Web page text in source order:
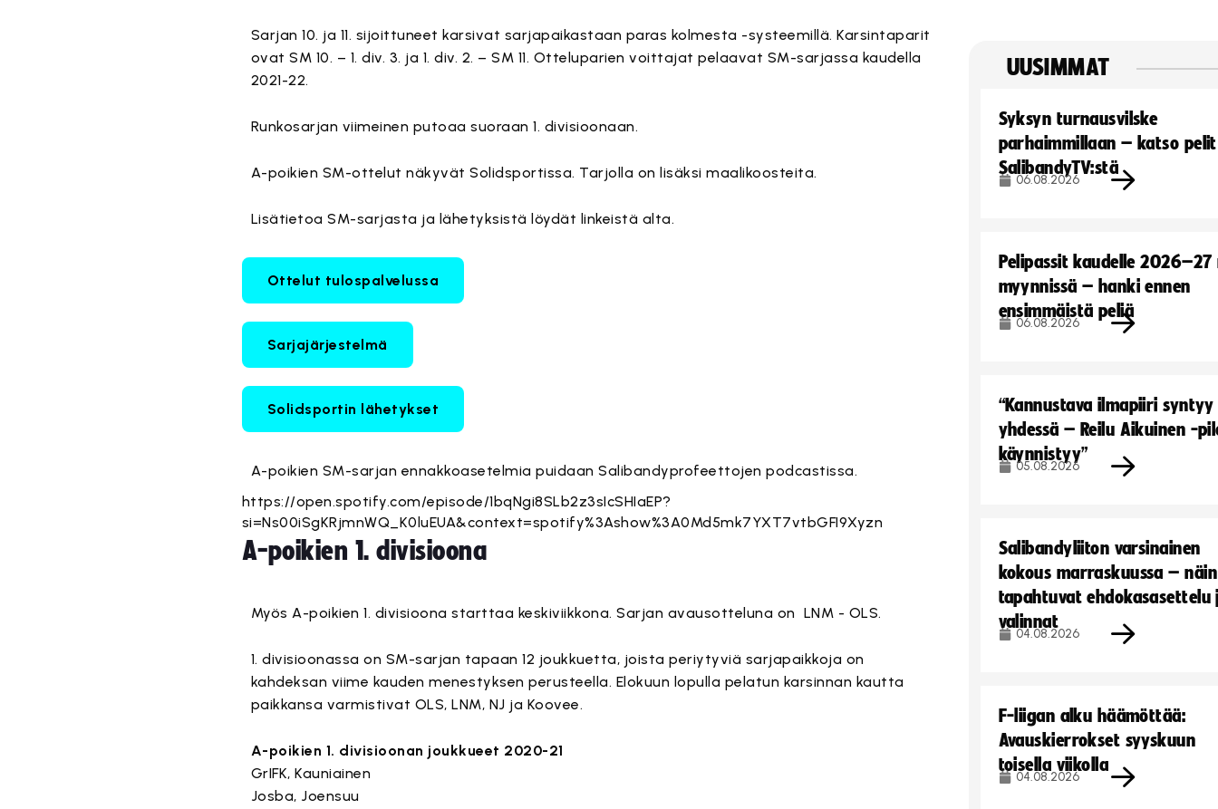
Sarjan 10. ja 11. sijoittuneet karsivat sarjapaikastaan paras kolmesta -systeemillä. Karsintaparit
ovat SM 10. – 1. div. 3. ja 1. div. 2. – SM 11. Otteluparien voittajat pelaavat SM-sarjassa kaudella
2021-22.
Runkosarjan viimeinen putoaa suoraan 1. divisioonaan.
A-poikien SM-ottelut näkyvät Solidsportissa. Tarjolla on lisäksi maalikoosteita.
Lisätietoa SM-sarjasta ja lähetyksistä löydät linkeistä alta.
Ottelut tulospalvelussa
Sarjajärjestelmä
Solidsportin lähetykset
A-poikien SM-sarjan ennakkoasetelmia puidaan Salibandyprofeettojen podcastissa.
https://open.spotify.com/episode/1bqNgi8SLb2z3sIcSHIaEP?
si=Ns00iSgKRjmnWQ_K0luEUA&context=spotify%3Ashow%3A0Md5mk7YXT7vtbGFI9Xyzn
A-poikien 1. divisioona
Myös A-poikien 1. divisioona starttaa keskiviikkona. Sarjan avausotteluna on LNM - OLS.
1. divisioonassa on SM-sarjan tapaan 12 joukkuetta, joista periytyviä sarjapaikkoja on
kahdeksan viime kauden menestyksen perusteella. Elokuun lopulla pelatun karsinnan kautta
paikkansa varmistivat OLS, LNM, NJ ja Koovee.
A-poikien 1. divisioonan joukkueet 2020-21
GrIFK, Kauniainen
Josba, Joensuu
UUSIMMAT
Syksyn turnausvilske
parhaimmillaan – katso pelit
SalibandyTV:stä
06.08.2026
Pelipassit kaudelle
myynnissä – hanki ennen
ensimmäistä peliä
06.08.2026
“Kannustava ilmapiiri syntyy
yhdessä – Reilu Aikuinen -
käynnistyy”
05.08.2026
Salibandyliiton varsinainen
kokous marraskuussa – näin
tapahtuvat ehdokasasettelu
valinnat
04.08.2026
F-liigan alku häämöttää:
Avauskierrokset syyskuun
toisella viikolla
04.08.2026